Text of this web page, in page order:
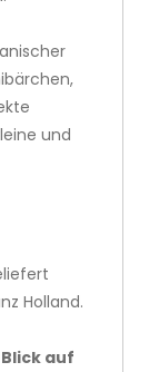
und
Holland.
auf